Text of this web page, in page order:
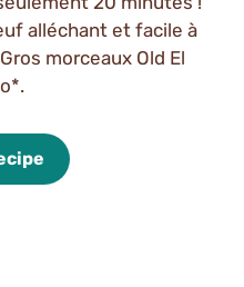
alléchant et facile à
morceaux Old El